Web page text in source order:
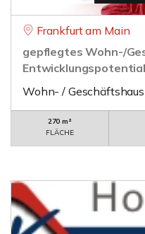
Frankfurt am Main
gepflegtes Wohn-/
Entwicklungspotential
Wohn- / Geschäftshaus
270 m²
FLÄCHE